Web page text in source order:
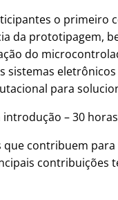
o primeiro
da prototipagem,
do
para
– 30 horas
contribuem
contribuições